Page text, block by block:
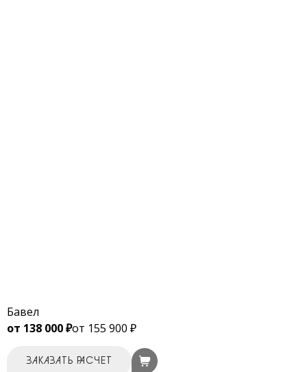
Бавел
от 138 000 ₽от 155 900 ₽
ЗАКАЗАТЬ РАСЧЕТ